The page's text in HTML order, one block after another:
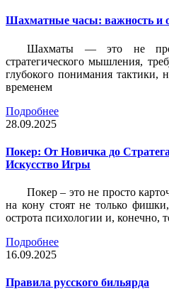
Шахматные часы: важность и
Шахматы — это не
стратегического мышления,
глубокого понимания тактики,
временем
Подробнее
28.09.2025
Покер: От Новичка до
Искусство Игры
Покер – это не просто
на кону стоят не только
острота психологии и, конечно,
Подробнее
16.09.2025
Правила русского бильярда